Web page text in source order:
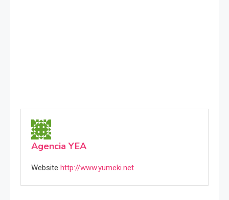
Agencia YEA
Website http://www.yumeki.net